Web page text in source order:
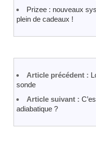
Prizee : nouveaux
plein de cadeaux !
Article précédent :
sonde
Article suivant :
adiabatique ?